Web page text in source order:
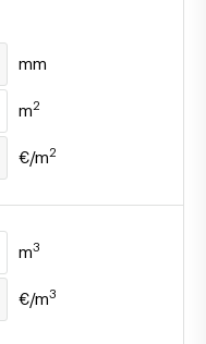
mm
m2
€/m2
m3
€/m3